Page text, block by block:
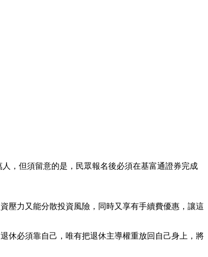
，但須留意的是，民眾報名後必須在基富通證券完成
壓力又能分散投資風險，同時又享有手續費優惠，讓這
休必須靠自己，唯有把退休主導權重放回自己身上，將